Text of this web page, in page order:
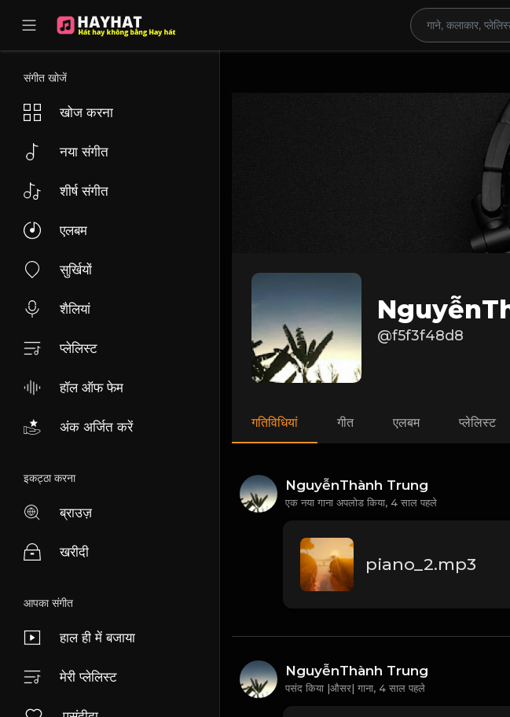
संगीत खोजें
खोज करना
नया संगीत
शीर्ष संगीत
एलबम
सुर्खियों
शैलियां
प्लेलिस्ट
हॉल ऑफ फेम
अंक अर्जित करें
इकट्ठा करना
ब्राउज़
खरीदी
आपका संगीत
हाल ही में बजाया
मेरी प्लेलिस्ट
@f5f3f48d8
गतिविधियां गीत एलबम प्लेलिस्ट
NguyễnThành Trung
एक नया गाना अपलोड किया, 4 साल पहले
piano_2.mp3
NguyễnThành Trung
पसंद किया |औसर| गाना, 4 साल पहले